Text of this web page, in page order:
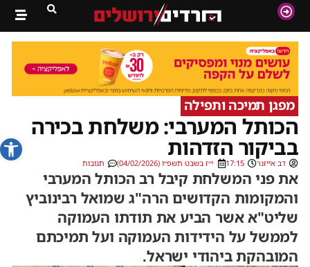
פתח
מפגן תמיכה ותפילה
הכותל המערבי: משלחת בכירה
בביקור הזדהות
דב אייזנר 17:15 י״ז בשבט תשפ״ו (04/02/2026) תגובות
את פני המשלחת קיבל רב הכותל המערבי
והמקומות הקדושים הרה"ג שמואל רבינוביץ
שליט"א אשר הביע את תודתו העמוקה
לממשל על הידידות העמוקה ועל תמיכתם
המובהקת ביהודי ישראל.